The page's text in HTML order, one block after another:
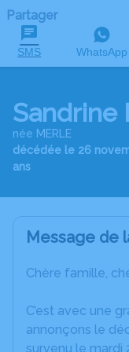
Partager
SMS WhatsApp
Sandrine
née MERLE
décédée le 26
ans
Message de
Chère famille,
C’est avec une
annonçons le
survenu le mardi